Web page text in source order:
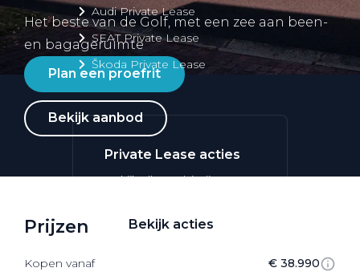
Audi Private Lease
SEAT Private Lease
Škoda Private Lease
Private Lease acties
Bekijk alle aanbiedingen
Bekijk acties
Het beste van de Golf, met een zee aan been-
en bagageruimte
Plan een proefrit
Bekijk aanbod
Prijzen
Kopen vanaf € 38.990